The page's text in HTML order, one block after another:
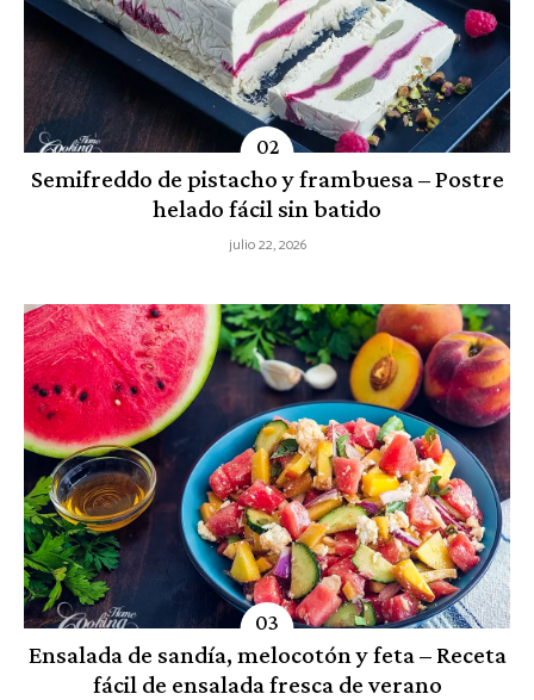
Semifreddo de pistacho y frambuesa – Postre
helado fácil sin batido
julio 22, 2026
Ensalada de sandía, melocotón y feta – Receta
fácil de ensalada fresca de verano